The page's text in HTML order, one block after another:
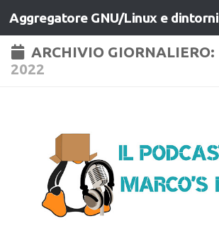
Salta al contenuto
Aggregatore GNU/Linux e dintorni
ARCHIVIO GIORNALIERO:
2022